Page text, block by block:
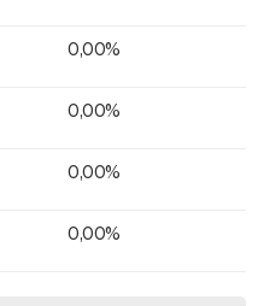
0,00%
0,00%
0,00%
0,00%